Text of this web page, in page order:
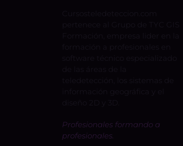
Profesionales formando a
profesionales.